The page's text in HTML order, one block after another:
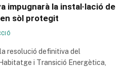
impugnarà la instal·lació de
sòl protegit
resolució definitiva del
i Transició Energètica,